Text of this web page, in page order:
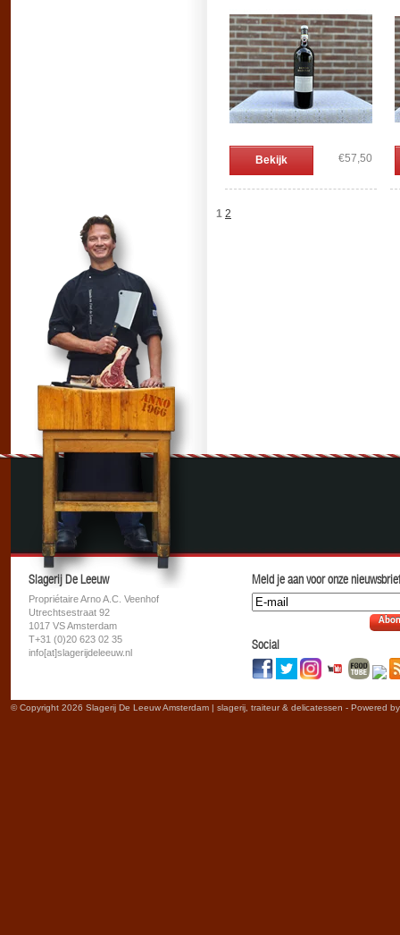
Bekijk €57,50
1 2
Slagerij De Leeuw
Propriétaire Arno A.C. Veenhof
Utrechtsestraat 92
1017 VS Amsterdam
T+31 (0)20 623 02 35
info[at]slagerijdeleeuw.nl
Meld je aan voor onze
Social
© Copyright 2026 Slagerij De Leeuw Amsterdam | slagerij, traiteur & delicatessen - Powered